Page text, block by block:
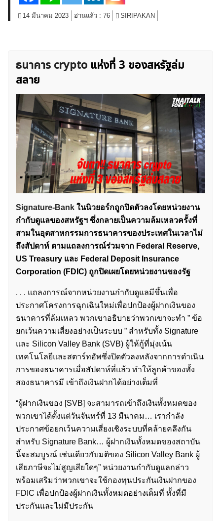
กองทุน Forex
ฟรี EA
14 มีนาคม 2023 อ่านแล้ว : 76 SIRIPAKAN
ธนาคาร crypto แห่งที่ 3 ของสหรัฐล่ม
สลาย
Signature-Bank ในนิวยอร์กถูกปิดตัวลงโดยหน่วยงาน
กำกับดูแลของสหรัฐฯ ซึ่งกลายเป็นความล้มเหลวครั้งที่
สามในอุตสาหกรรมการธนาคารของประเทศในเวลาไม่
ถึงสัปดาห์ ตามแถลงการณ์ร่วมจาก Federal Reserve,
US Treasury และ Federal Deposit Insurance
Corporation (FDIC) ถูกปิดเผยโดยหน่วยงานของรัฐ
. . . แถลงการณ์จากหน่วยงานกำกับดูแลมีขึ้นเพื่อ
ประกาศโครงการฉุกเฉินใหม่เพื่อปกป้องผู้ฝากเงินของ
ธนาคารที่ล้มเหลว พวกเขาอธิบายว่าพวกเขาจะทำ ” ข้อ
ยกเว้นความเสี่ยงอย่างเป็นระบบ ” สำหรับทั้ง Signature
และ Silicon Valley Bank (SVB) ผู้ให้กู้ที่มุ่งเน้น
เทคโนโลยีและสตาร์ทอัพซึ่งปิดตัวลงหลังจากการดำเนิน
การของธนาคารเมื่อสัปดาห์ที่แล้ว ทำให้ลูกค้าของทั้ง
สองธนาคารมี เข้าถึงเงินฝากได้อย่างเต็มที่
“ผู้ฝากเงินของ [SVB] จะสามารถเข้าถึงเงินทั้งหมดของ
พวกเขาได้ตั้งแต่วันจันทร์ที่ 13 มีนาคม… เรากำลัง
ประกาศข้อยกเว้นความเสี่ยงเชิงระบบที่คล้ายคลึงกัน
สำหรับ Signature Bank… ผู้ฝากเงินทั้งหมดของสถาบัน
นี้จะสมบูรณ์ เช่นเดียวกับมติของ Silicon Valley Bank ผู้
เสียภาษีจะไม่สูญเสียใดๆ” หน่วยงานกำกับดูแลกล่าว
พร้อมเสริมว่าพวกเขาจะใช้กองทุนประกันเงินฝากของ
FDIC เพื่อปกป้องผู้ฝากเงินทั้งหมดอย่างเต็มที่ ทั้งที่มี
ประกันและไม่มีประกัน